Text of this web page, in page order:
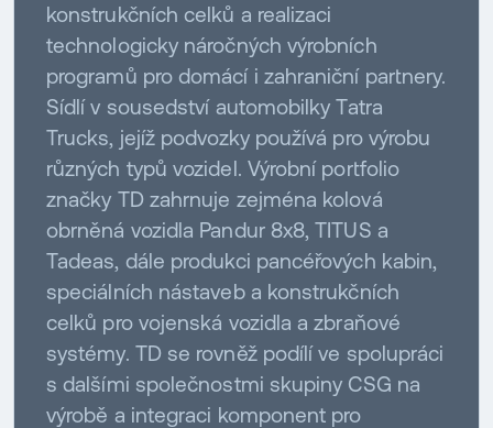
konstrukčních celků a realizaci
technologicky náročných výrobních
programů pro domácí i zahraniční partnery.
Sídlí v sousedství automobilky Tatra
Trucks, jejíž podvozky používá pro výrobu
různých typů vozidel. Výrobní portfolio
značky TD zahrnuje zejména kolová
obrněná vozidla Pandur 8x8, TITUS a
Tadeas, dále produkci pancéřových kabin,
speciálních nástaveb a konstrukčních
celků pro vojenská vozidla a zbraňové
systémy. TD se rovněž podílí ve spolupráci
s dalšími společnostmi skupiny CSG na
výrobě a integraci komponent pro